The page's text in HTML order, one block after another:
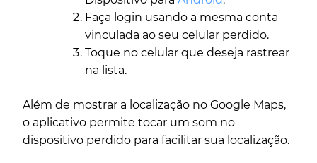
Faça login usando a mesma conta
vinculada ao seu celular perdido.
Toque no celular que deseja rastrear
na lista.
Além de mostrar a localização no Google Maps,
o aplicativo permite tocar um som no
dispositivo perdido para facilitar sua localização.